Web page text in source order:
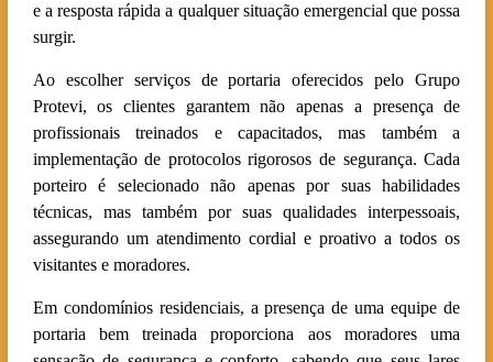
e a resposta rápida a qualquer situação emergencial que possa
surgir.
Ao escolher serviços de portaria oferecidos pelo Grupo
Protevi, os clientes garantem não apenas a presença de
profissionais treinados e capacitados, mas também a
implementação de protocolos rigorosos de segurança. Cada
porteiro é selecionado não apenas por suas habilidades
técnicas, mas também por suas qualidades interpessoais,
assegurando um atendimento cordial e proativo a todos os
visitantes e moradores.
Em condomínios residenciais, a presença de uma equipe de
portaria bem treinada proporciona aos moradores uma